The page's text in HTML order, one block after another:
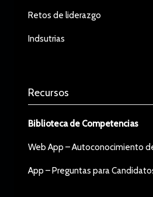
Retos de liderazgo
Indsutrias
Recursos
Biblioteca de Competencias
Web App – Autoconocimiento
App – Preguntas para